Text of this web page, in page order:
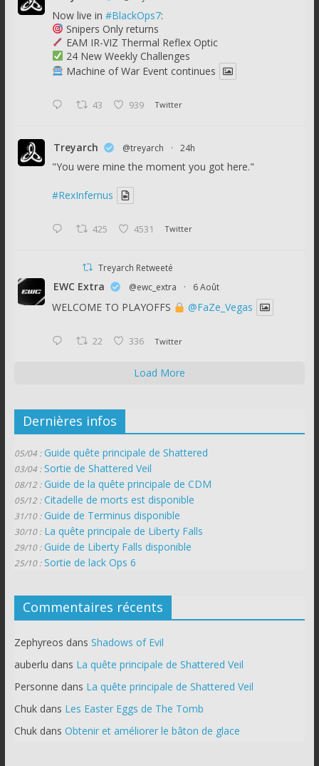
Now live in #BlackOps7:
Snipers Only returns
EAM IR-VIZ Thermal Reflex Optic
24 New Weekly Challenges
Machine of War Event continues
43 939 Twitter
Treyarch @treyarch · 24h
"You were mine the moment you got here."
#RexInfernus
425 4531 Twitter
Treyarch Retweeté
EWC Extra @ewc_extra · 6 Août
WELCOME TO PLAYOFFS @FaZe_Vegas
22 336 Twitter
Load More
Dernières infos
05/04 : Guide quête principale de Shattered
03/04 : Sortie de Shattered Veil
08/12 : Guide de la quête principale de CDM
05/12 : Citadelle de morts est disponible
31/10 : Guide de Terminus disponible
30/10 : La quête principale de Liberty Falls
29/10 : Guide de Liberty Falls disponible
25/10 : Sortie de lack Ops 6
Commentaires récents
Zephyreos dans Shadows of Evil
auberlu dans La quête principale de Shattered Veil
Personne dans La quête principale de Shattered Veil
Chukdans Les Easter Eggs de The Tomb
Chukdans Obtenir et améliorer le bâton de glace